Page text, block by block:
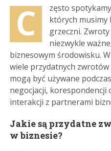
C
zęsto
których musimy
grzeczni.
niezwykle
biznesowym środowisku.
wiele przydatnych
mogą być używane
negocjacji, korespondencji
interakcji z partnerami
Jakie są przydatne
w biznesie?